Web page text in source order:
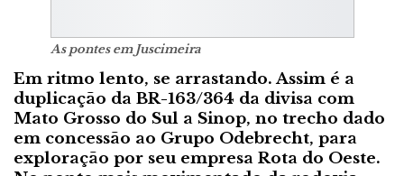
As pontes em Juscimeira
Em ritmo lento, se arrastando. Assim é a
duplicação da BR-163/364 da divisa com
Mato Grosso do Sul a Sinop, no trecho dado
em concessão ao Grupo Odebrecht, para
exploração por seu empresa Rota do Oeste.